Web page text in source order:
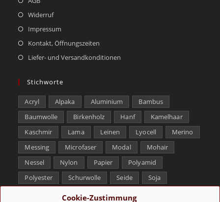
Cookie-Zustimmung
Widerruf
Impressum
Kontakt, Öffnungszeiten
Liefer- und Versandkonditionen
Stichworte
Acryl Alpaka Aluminium
Bambus
Baumwolle
Birkenholz Hanf
Kamelhaar
Kaschmir
Lama Leinen Lyocell
Merino
Messing
Microfaser Modal
Mohair
Nessel
Nylon Papier
Polyamid
Polyester
Schurwolle Seide
Soja
Tencel